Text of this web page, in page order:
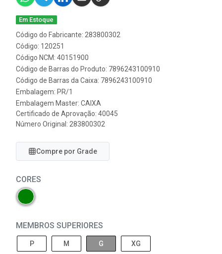
Em Estoque
Código do Fabricante: 283800302
Código: 120251
Código NCM: 40151900
Código de Barras do Produto: 7896243100910
Código de Barras da Caixa: 7896243100910
Embalagem: PR/1
Embalagem Master: CAIXA
Certificado de Aprovação: 40045
Número Original: 283800302
Compre por Grade
CORES
MEMBROS SUPERIORES
P M G XG